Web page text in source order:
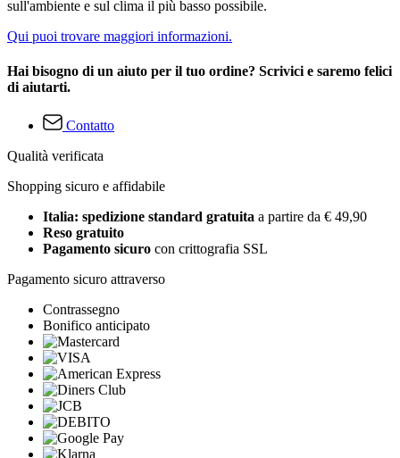
sull'ambiente e sul clima il più basso possibile.
Qui puoi trovare maggiori informazioni.
Hai bisogno di un aiuto per il tuo ordine? Scrivici e saremo felici
di aiutarti.
Contatto
Qualità verificata
Shopping sicuro e affidabile
Italia: spedizione standard gratuita a partire da € 49,90
Reso gratuito
Pagamento sicuro con crittografia SSL
Pagamento sicuro attraverso
Contrassegno
Bonifico anticipato